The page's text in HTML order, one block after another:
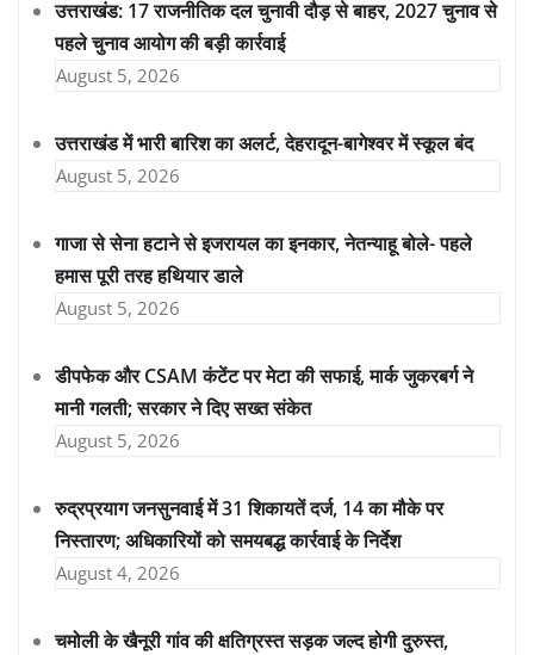
उत्तराखंड: 17 राजनीतिक दल चुनावी दौड़ से बाहर, 2027 चुनाव से
पहले चुनाव आयोग की बड़ी कार्रवाई
August 5, 2026
उत्तराखंड में भारी बारिश का अलर्ट, देहरादून-बागेश्वर में स्कूल बंद
August 5, 2026
गाजा से सेना हटाने से इजरायल का इनकार, नेतन्याहू बोले- पहले
हमास पूरी तरह हथियार डाले
August 5, 2026
डीपफेक और CSAM कंटेंट पर मेटा की सफाई, मार्क जुकरबर्ग ने
मानी गलती; सरकार ने दिए सख्त संकेत
August 5, 2026
रुद्रप्रयाग जनसुनवाई में 31 शिकायतें दर्ज, 14 का मौके पर
निस्तारण; अधिकारियों को समयबद्ध कार्रवाई के निर्देश
August 4, 2026
चमोली के खैनूरी गांव की क्षतिग्रस्त सड़क जल्द होगी दुरुस्त,